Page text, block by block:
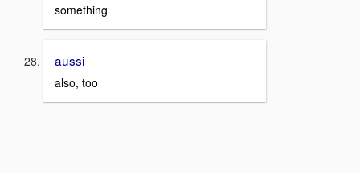
something
aussi
also, too